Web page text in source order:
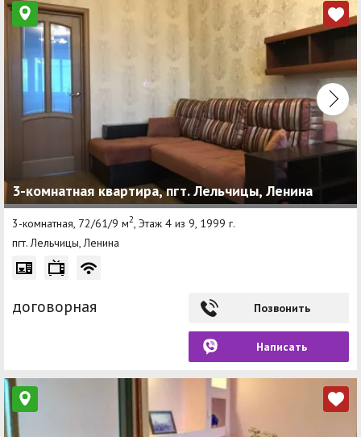
3-комнатная квартира, пгт. Лельчицы, Ленина
3-комнатная, 72/61/9 м2, Этаж 4 из 9, 1999 г.
пгт. Лельчицы, Ленина
договорная Позвонить
Написать